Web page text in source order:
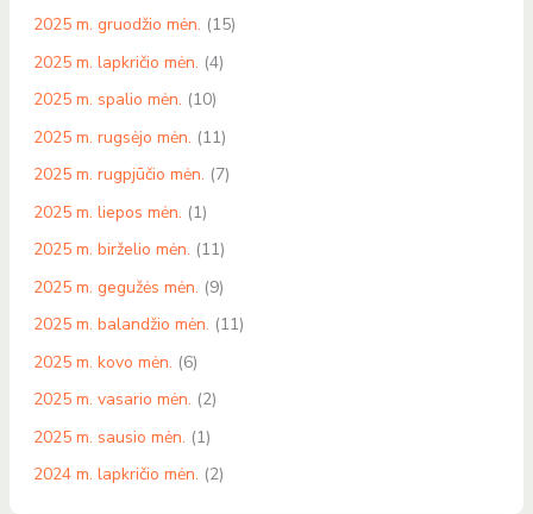
2025 m. gruodžio mėn. (15)
2025 m. lapkričio mėn. (4)
2025 m. spalio mėn. (10)
2025 m. rugsėjo mėn. (11)
2025 m. rugpjūčio mėn. (7)
2025 m. liepos mėn. (1)
2025 m. birželio mėn. (11)
2025 m. gegužės mėn. (9)
2025 m. balandžio mėn. (11)
2025 m. kovo mėn. (6)
2025 m. vasario mėn. (2)
2025 m. sausio mėn. (1)
2024 m. lapkričio mėn. (2)